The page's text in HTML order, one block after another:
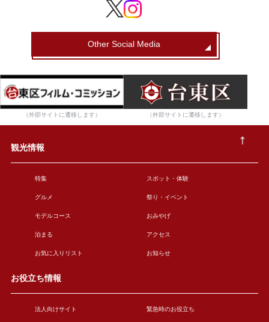
Other Social Media
（外部サイトに遷移します） （外部サイトに遷移します）
観光情報
特集 スポット・体験
グルメ 祭り・イベント
モデルコース おみやげ
泊まる アクセス
お気に入りリスト お知らせ
お役立ち情報
法人向けサイト 緊急時のお役立ち